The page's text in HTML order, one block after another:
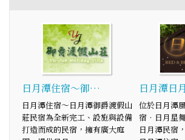
日月潭住宿～御…
日月潭住宿～日月潭御爵渡假山
莊民宿為全新完工、設施與設備
打造而成的民宿，擁有廣大庭
日月潭日
位於日月潭
宿．日月星
日月潭民宿